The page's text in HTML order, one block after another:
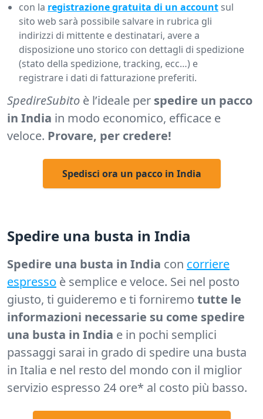
con la registrazione gratuita di un account sul
sito web sarà possibile salvare in rubrica gli
indirizzi di mittente e destinatari, avere a
disposizione uno storico con dettagli di spedizione
(stato della spedizione, tracking, ecc…) e
registrare i dati di fatturazione preferiti.
SpedireSubito è l’ideale per spedire un pacco
in India in modo economico, efficace e
veloce. Provare, per credere!
Spedisci ora un pacco in India
Spedire una busta in India
Spedire una busta in India con corriere
espresso è semplice e veloce. Sei nel posto
giusto, ti guideremo e ti forniremo tutte le
informazioni necessarie su come spedire
una busta in India e in pochi semplici
passaggi sarai in grado di spedire una busta
in Italia e nel resto del mondo con il miglior
servizio espresso 24 ore* al costo più basso.